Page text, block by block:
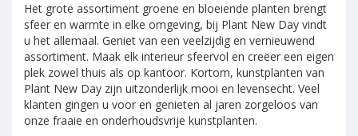
Het grote assortiment groene en bloeiende planten brengt
sfeer en warmte in elke omgeving, bij Plant New Day vindt
u het allemaal. Geniet van een veelzijdig en vernieuwend
assortiment. Maak elk interieur sfeervol en creëer een eigen
plek zowel thuis als op kantoor. Kortom, kunstplanten van
Plant New Day zijn uitzonderlijk mooi en levensecht. Veel
klanten gingen u voor en genieten al jaren zorgeloos van
onze fraaie en onderhoudsvrije kunstplanten.